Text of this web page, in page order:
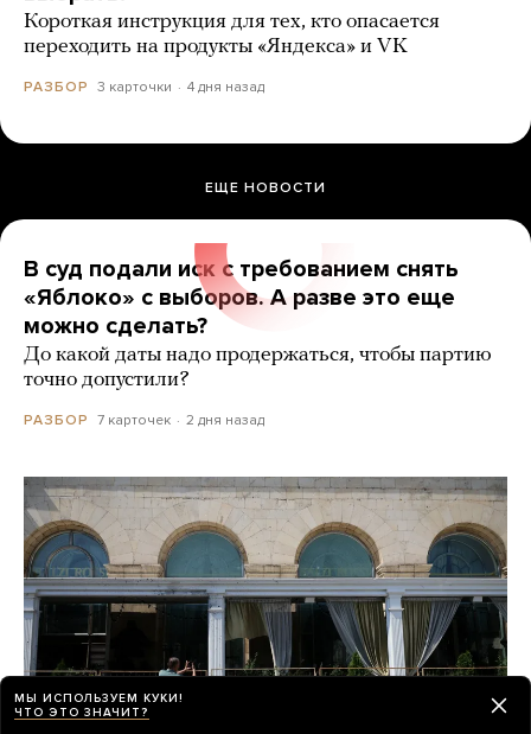
Короткая инструкция для тех, кто опасается
переходить на продукты «Яндекса» и VK
РАЗБОР 3 карточки 4 дня назад
ЕЩЕ НОВОСТИ
В суд подали иск с требованием снять
«Яблоко» с выборов. А разве это еще
можно сделать?
До какой даты надо продержаться, чтобы партию
точно допустили?
РАЗБОР 7 карточек 2 дня назад
МЫ ИСПОЛЬЗУЕМ КУКИ!
ЧТО ЭТО ЗНАЧИТ?